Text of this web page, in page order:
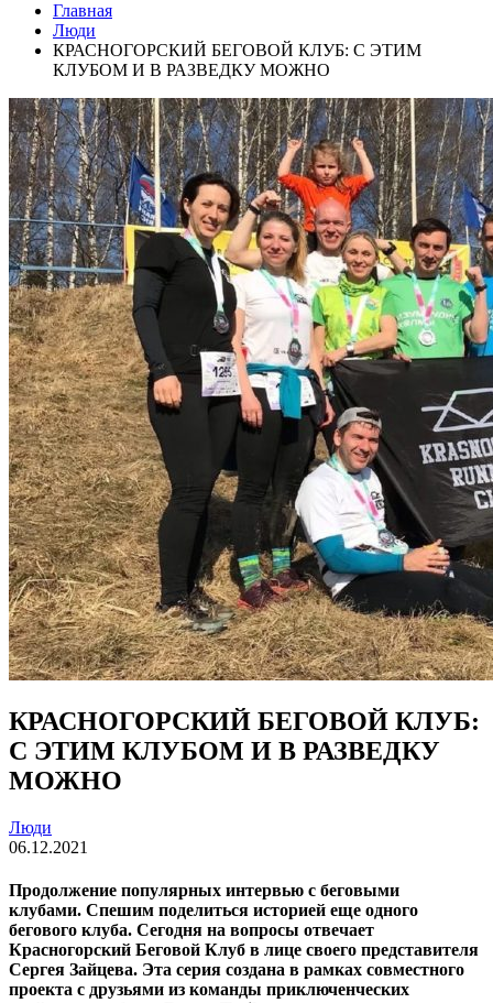
Главная
Люди
КРАСНОГОРСКИЙ БЕГОВОЙ КЛУБ: С ЭТИМ
КЛУБОМ И В РАЗВЕДКУ МОЖНО
КРАСНОГОРСКИЙ БЕГОВОЙ КЛУБ:
С ЭТИМ КЛУБОМ И В РАЗВЕДКУ
МОЖНО
Люди
06.12.2021
Продолжение популярных интервью с беговыми
клубами. Спешим поделиться историей еще одного
бегового клуба. Сегодня на вопросы отвечает
Красногорский Беговой Клуб в лице своего представителя
Сергея Зайцева. Эта серия создана в рамках совместного
проекта с друзьями из команды приключенческих